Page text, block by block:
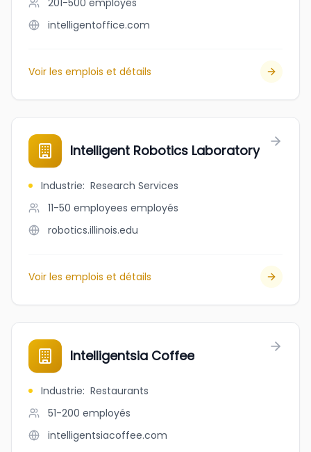
201-500 employés
intelligentoffice.com
Voir les emplois et détails
Intelligent Robotics Laboratory
Industrie: Research Services
11-50 employees employés
robotics.illinois.edu
Voir les emplois et détails
Intelligentsia Coffee
Industrie: Restaurants
51-200 employés
intelligentsiacoffee.com